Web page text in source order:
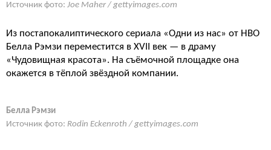
Источник фото: Joe Maher / gettyimages.com
Из постапокалиптического сериала «Одни из нас» от HBO
Белла Рэмзи переместится в XVII век — в драму
«Чудовищная красота». На съёмочной площадке она
окажется в тёплой звёздной компании.
Белла Рэмзи
Источник фото: Rodin Eckenroth / gettyimages.com